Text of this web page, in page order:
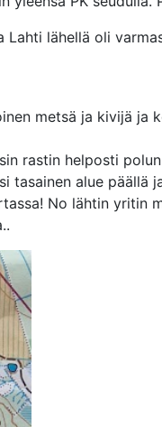
Lahti lähellä oli
metsä ja kivijä ja
rastin helposti
tasainen alue päällä
No lähtin yritin